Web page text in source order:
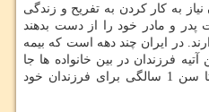
نیاز به کار کردن به تفریح و زندگی
پدر و مادر خود را از دست بدهند
در ایران چند دهه است که بیمه
فرزندان در بین خانواده ها جا
افتاده است و پدر و مادر نهایتا تا سن 1 سالگی برای فرزندان خود